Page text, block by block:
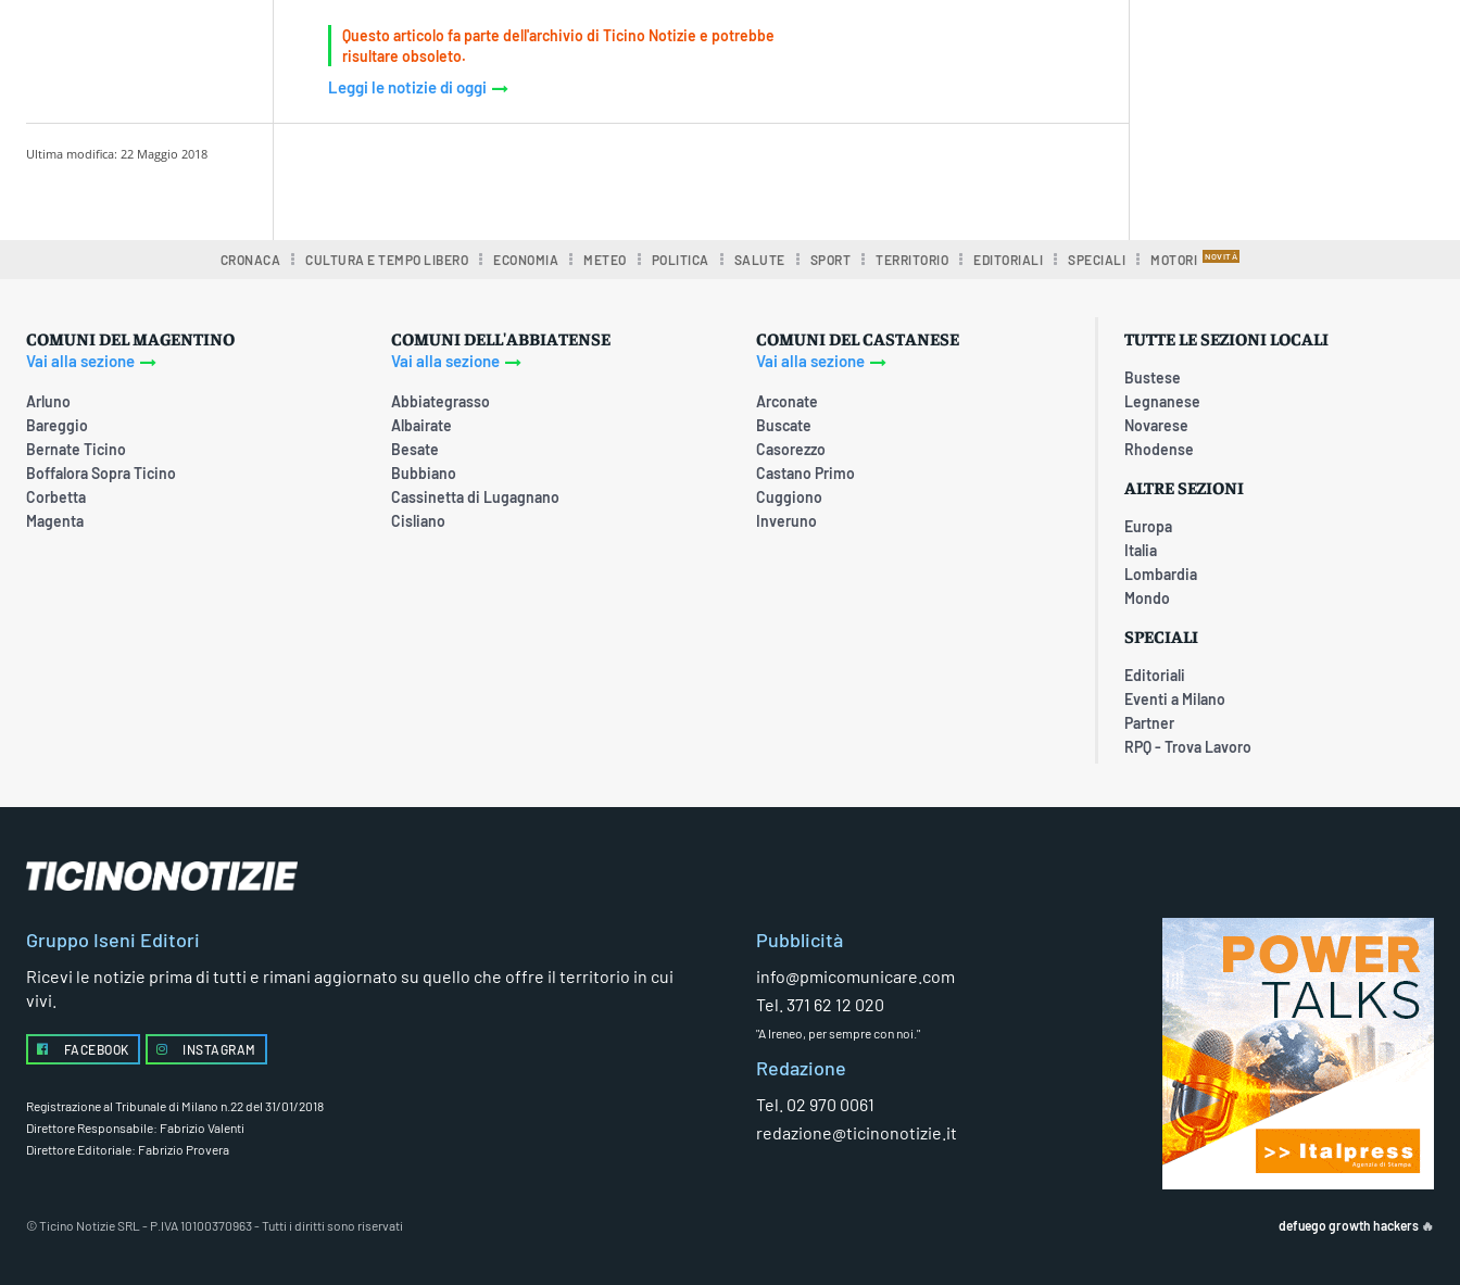
Questo articolo fa parte dell'archivio di Ticino Notizie e potrebbe
risultare obsoleto.
Leggi le notizie di oggi
Ultima modifica: 22 Maggio 2018
CRONACA CULTURA E TEMPO LIBERO ECONOMIA METEO POLITICA SALUTE SPORT TERRITORIO EDITORIALI SPECIALI MOTORI
COMUNI DEL MAGENTINO
Vai alla sezione
Arluno
Bareggio
Bernate Ticino
Boffalora Sopra Ticino
Corbetta
Magenta
COMUNI DELL'ABBIATENSE
Vai alla sezione
Abbiategrasso
Albairate
Besate
Bubbiano
Cassinetta di Lugagnano
Cisliano
COMUNI DEL CASTANESE
Vai alla sezione
Arconate
Buscate
Casorezzo
Castano Primo
Cuggiono
Inveruno
TUTTE LE SEZIONI LOCALI
Bustese
Legnanese
Novarese
Rhodense
ALTRE SEZIONI
Europa
Italia
Lombardia
Mondo
SPECIALI
Editoriali
Eventi a Milano
Partner
RPQ - Trova Lavoro
Gruppo Iseni Editori
Ricevi le notizie prima di tutti e rimani aggiornato su quello che offre il territorio in cui
vivi.
FACEBOOK INSTAGRAM
Registrazione al Tribunale di Milano n.22 del 31/01/2018
Direttore Responsabile: Fabrizio Valenti
Direttore Editoriale: Fabrizio Provera
Pubblicità
info@pmicomunicare.com
Tel. 371 62 12 020
"A Ireneo, per sempre con noi."
Redazione
Tel. 02 970 0061
redazione@ticinonotizie.it
© Ticino Notizie SRL - P.IVA 10100370963 - Tutti i diritti sono riservati defuego growth hackers 🔥